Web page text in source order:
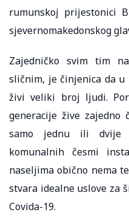
rumunskoj prijestonici
sjevernomakedonskog
Zajedničko svim tim
sličnim, je činjenica da
živi veliki broj ljudi.
generacije žive zajedno
samo jednu ili dvije
komunalnih česmi
naseljima obično nema
stvara idealne uslove za
Covida-19.